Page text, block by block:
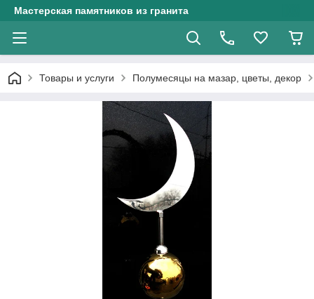
Мастерская памятников из гранита
Товары и услуги Полумесяцы на мазар, цветы, декор